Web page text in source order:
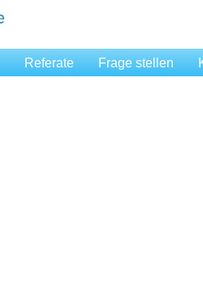
Referate Frage stellen